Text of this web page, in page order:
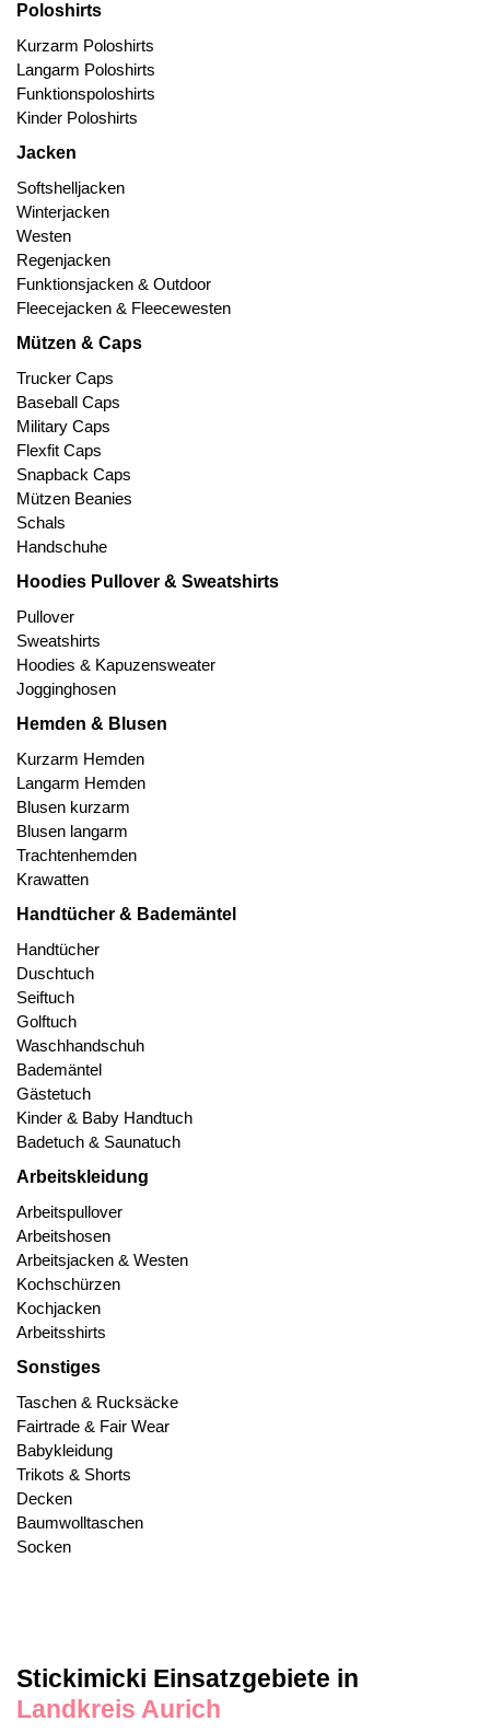
Poloshirts
Kurzarm Poloshirts
Langarm Poloshirts
Funktionspoloshirts
Kinder Poloshirts
Jacken
Softshelljacken
Winterjacken
Westen
Regenjacken
Funktionsjacken & Outdoor
Fleecejacken & Fleecewesten
Mützen & Caps
Trucker Caps
Baseball Caps
Military Caps
Flexfit Caps
Snapback Caps
Mützen Beanies
Schals
Handschuhe
Hoodies Pullover & Sweatshirts
Pullover
Sweatshirts
Hoodies & Kapuzensweater
Jogginghosen
Hemden & Blusen
Kurzarm Hemden
Langarm Hemden
Blusen kurzarm
Blusen langarm
Trachtenhemden
Krawatten
Handtücher & Bademäntel
Handtücher
Duschtuch
Seiftuch
Golftuch
Waschhandschuh
Bademäntel
Gästetuch
Kinder & Baby Handtuch
Badetuch & Saunatuch
Arbeitskleidung
Arbeitspullover
Arbeitshosen
Arbeitsjacken & Westen
Kochschürzen
Kochjacken
Arbeitsshirts
Sonstiges
Taschen & Rucksäcke
Fairtrade & Fair Wear
Babykleidung
Trikots & Shorts
Decken
Baumwolltaschen
Socken
Stickimicki Einsatzgebiete in
Landkreis Aurich